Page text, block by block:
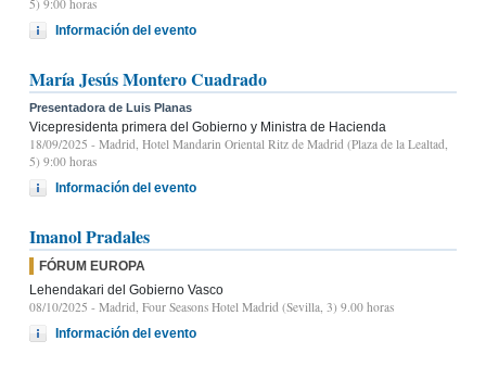
5) 9:00 horas
Información del evento
María Jesús Montero Cuadrado
Presentadora de Luis Planas
Vicepresidenta primera del Gobierno y Ministra de Hacienda
18/09/2025 - Madrid, Hotel Mandarin Oriental Ritz de Madrid (Plaza de la Lealtad,
5) 9:00 horas
Información del evento
Imanol Pradales
FÓRUM EUROPA
Lehendakari del Gobierno Vasco
08/10/2025 - Madrid, Four Seasons Hotel Madrid (Sevilla, 3) 9.00 horas
Información del evento